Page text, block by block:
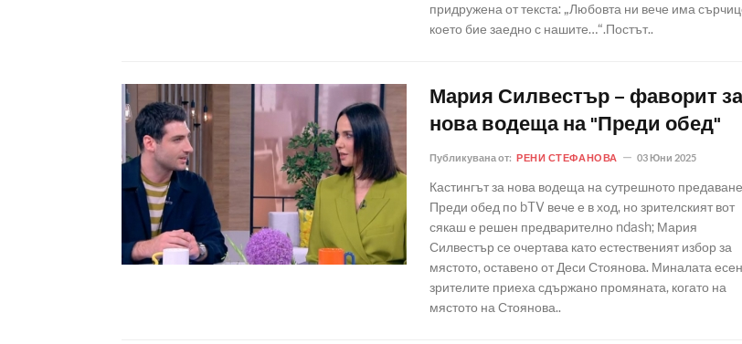
придружена от текста: „Любовта ни вече има
което бие заедно с нашите…“.Постът..
Мария Силвестър – фаворит за
нова водеща на "Преди обед"
Публикувана от: РЕНИ СТЕФАНОВА 03 Юни 2025
Кастингът за нова водеща на сутрешното предаване
Преди обед по bTV вече е в ход, но зрителският вот
сякаш е решен предварително ndash; Мария
Силвестър се очертава като естественият избор за
мястото, оставено от Деси Стоянова. Миналата есен
зрителите приеха сдържано промяната, когато на
мястото на Стоянова..